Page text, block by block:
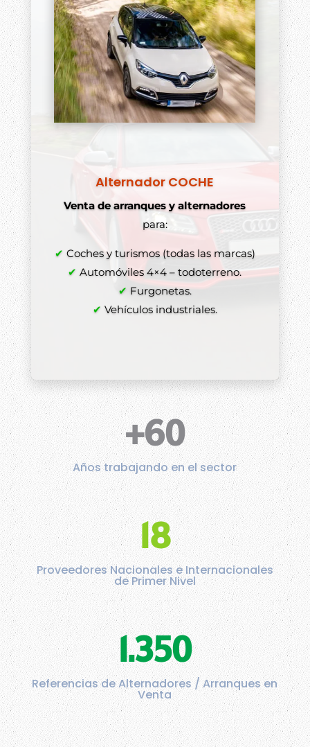
Alternador COCHE
Venta de arranques y alternadores
para:
✔ Coches y turismos (todas las marcas)
✔ Automóviles 4×4 – todoterreno.
✔ Furgonetas.
✔ Vehículos industriales.
+60
Años trabajando en el sector
18
Proveedores Nacionales e Internacionales
de Primer Nivel
1.350
Referencias de Alternadores / Arranques en
Venta